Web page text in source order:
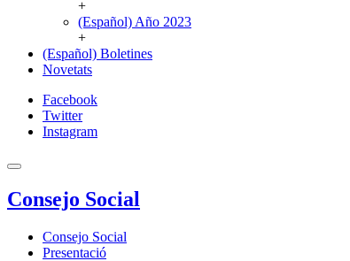
+
(Español) Año 2023
+
(Español) Boletines
Novetats
Facebook
Twitter
Instagram
Consejo Social
Consejo Social
Presentació